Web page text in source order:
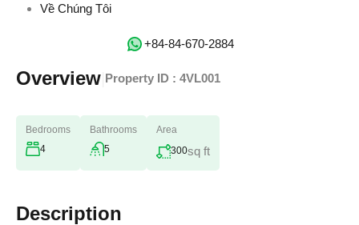
Về Chúng Tôi
‭+84-84-670-2884‬
Overview Property ID : 4VL001
Bedrooms
4
Bathrooms
5
Area
300sq ft
Description